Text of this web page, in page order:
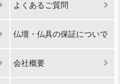
よくあるご質問
仏壇・仏具の保証について
会社概要